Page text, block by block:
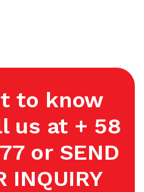
to know
us at + 58
or SEND
INQUIRY